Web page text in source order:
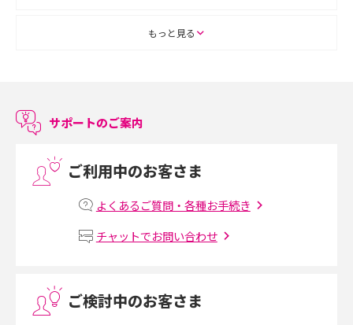
ASMRとは？初心者向けの代表ジャンルや楽しみ方を解説
LINEで友だちを削除する方法は？方法ごとの影響や復活・復元する方法も
プリペイドSIMとは？種類やメリット・デメリット、利用までの流れを解説
Threads（スレッズ）とは？主な機能や登録方法、投稿の仕方を解説
もっと見る
サポートのご案内
ご利用中のお客さま
よくあるご質問・各種お手続き
チャットでお問い合わせ
ご検討中のお客さま